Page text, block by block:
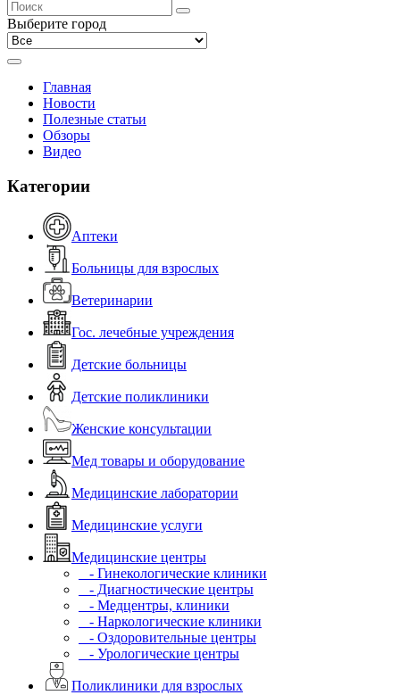
Выберите город
Главная
Новости
Полезные статьи
Обзоры
Видео
Категории
Аптеки
Больницы для взрослых
Ветеринарии
Гос. лечебные учреждения
Детские больницы
Детские поликлиники
Женские консультации
Мед товары и оборудование
Медицинские лаборатории
Медицинские услуги
Медицинские центры
- Гинекологические клиники
- Диагностические центры
- Медцентры, клиники
- Наркологические клиники
- Оздоровительные центры
- Урологические центры
Поликлиники для взрослых